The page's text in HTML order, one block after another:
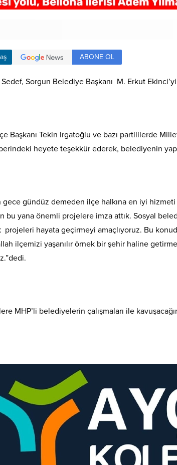
ABONE OL
Sorgun Belediye Başkanı M. Erkut
Başkanı Tekin Irgatoğlu ve bazı partililerde
heyete teşekkür ederek, belediyenin
gündüz demeden ilçe halkına en iyi
bu yana önemli projelere imza attık. Sosyal
projeleri hayata geçirmeyi amaçlıyoruz. Bu
ilçemizi yaşanılır örnek bir şehir haline
MHP’li belediyelerin çalışmaları ile